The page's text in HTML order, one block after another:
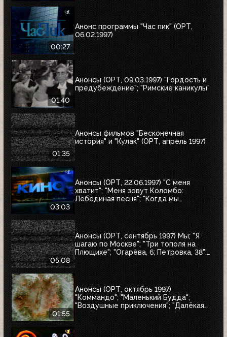
00:27
Анонс программы "Час пик" (ОРТ,
06.02.1997)
01:40
Анонсы (ОРТ, 09.03.1997) "Гордость и
предубеждение"; "Римские каникулы"
01:35
Анонсы фильмов "Бесконечная
история" и "Кулак" (ОРТ, апрель 1997)
03:03
Анонсы (ОРТ, 22.06.1997) "С меня
хватит"; "Меня зовут Коломбо:
Лебединая песня"; "Когда мы
05:08
Анонсы (ОРТ, сентябрь 1997) Мы; "Я
шагаю по Москве"; "Три тополя на
Плющихе"; "Огарёва, 6; Петровка, 38";
01:55
Анонсы (ОРТ, октябрь 1997)
"Коммандо"; "Маленький Будда";
"Воздушные приключения"; "Далёкая